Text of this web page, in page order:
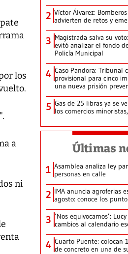
los
a
ni
2 Víctor Álvarez:
advierten de retos y
3 Magistrada salva su
evitó analizar el fondo
Policía Municipal
4 Caso Pandora: Tribunal
provisional para cinco
una nueva prisión
5 Gas de 25 libras ya se
los comercios
Últimas
1 Asamblea analiza ley
personas en calle
2 IMA anuncia agroferias
agosto: conoce los
3 ‘Nos equivocamos’:
cambios al calendario
4 Cuarto Puente: colocan
de concreto en una de